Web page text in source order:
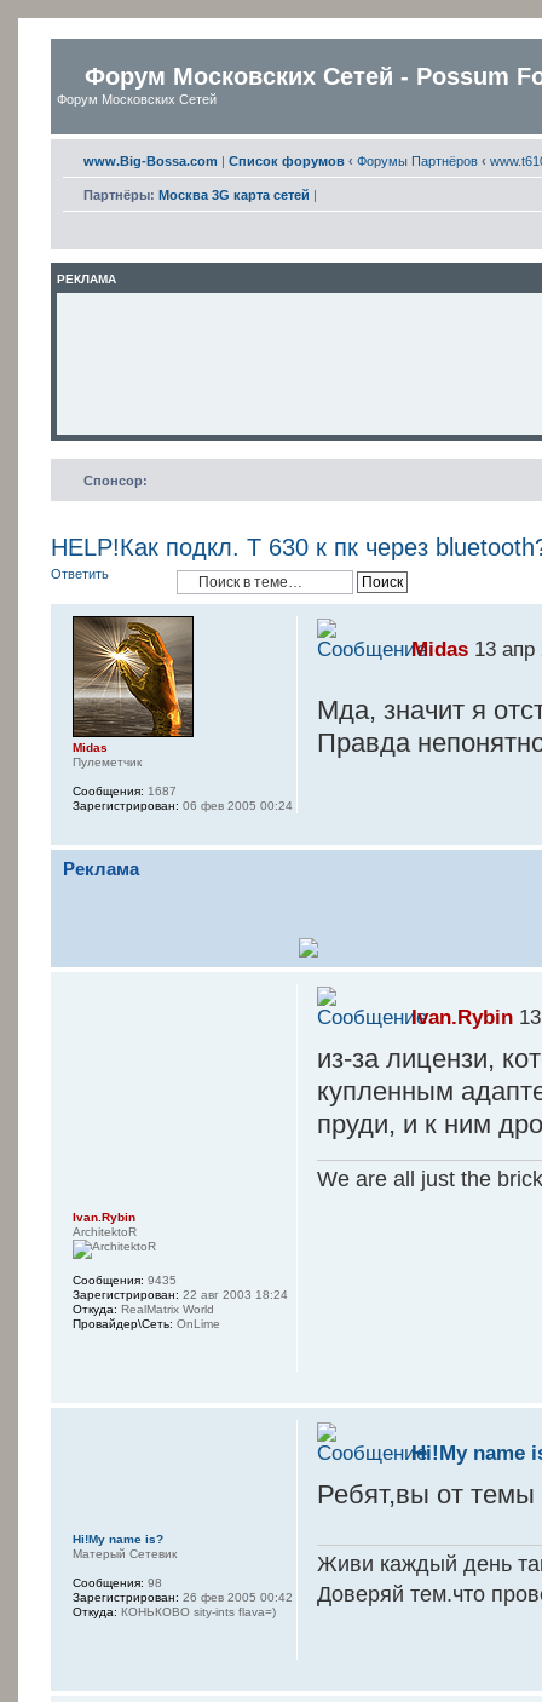
Форум Московских Сетей - Possum
Форум Московских Сетей
www.Big-Bossa.com | Список форумов ‹ Форумы Партнёров ‹
Партнёры: Москва 3G карта сетей |
РЕКЛАМА
Спонсор:
HELP!Как подкл. T 630 к пк через
Ответить
Midas 13 апр
Мда, значит я
Правда
Midas
Пулеметчик
Сообщения: 1687
Зарегистрирован: 06 фев 2005 00:24
Реклама
Ivan.Rybin
из-за лицензи,
купленным
пруди, и к ним
We are all just the
Ivan.Rybin
ArchitektoR
Сообщения: 9435
Зарегистрирован: 22 авг 2003 18:24
Откуда: RealMatrix World
Провайдер\Сеть: OnLime
Hi!My name
Ребят,вы от
Живи каждый день
Доверяй тем.что
Hi!My name is?
Матерый Сетевик
Сообщения: 98
Зарегистрирован: 26 фев 2005 00:42
Откуда: КОНЬКОВО sity-ints flava=)